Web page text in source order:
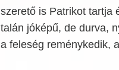
szerető is Patrikot tartja
talán jóképű, de durva,
a feleség reménykedik,